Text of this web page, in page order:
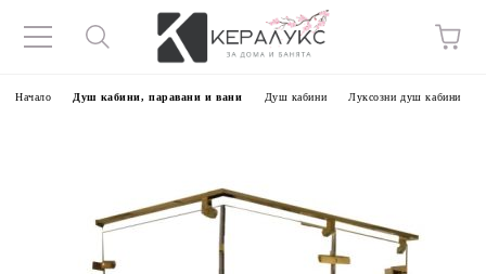
Начало Душ кабини, паравани и вани Душ кабини Луксозни душ кабини